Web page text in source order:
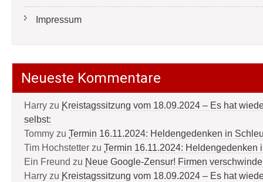
Impressum
Neueste Kommentare
Harry zu Kreistagssitzung vom 18.09.2024 – Es hat
selbst:
Tommy zu Termin 16.11.2024: Heldengedenken in
Tim Hochstetter zu Termin 16.11.2024: Heldengedenken
Ein Freund zu Neue Google-Zensur! Firmen
Harry zu Kreistagssitzung vom 18.09.2024 – Es hat